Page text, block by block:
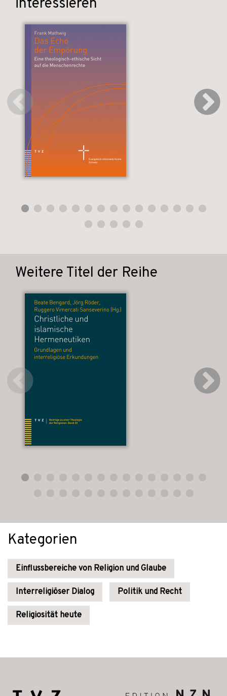
interessieren
Weitere Titel der Reihe
Kategorien
Einflussbereiche von Religion und Glaube
Interreligiöser Dialog Politik und Recht
Religiosität heute